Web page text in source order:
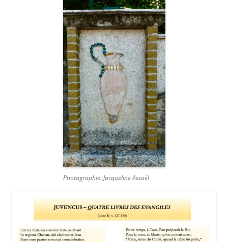
Photographie: Jacqueline Assaël